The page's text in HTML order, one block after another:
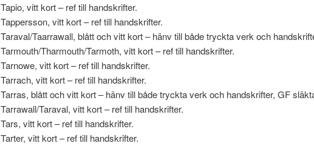
Tapio, vitt kort – ref till handskrifter.
Tappersson, vitt kort – ref till handskrifter.
Taraval/Taarrawall, blått och vitt kort – hänv till både tryckta verk och
Tarmouth/Tharmouth/Tarmoth, vitt kort – ref till handskrifter.
Tarnowe, vitt kort – ref till handskrifter.
Tarrach, vitt kort – ref till handskrifter.
Tarras, blått och vitt kort – hänv till både tryckta verk och handskrifter, GF
Tarrawall/Taraval, vitt kort – ref till handskrifter.
Tars, vitt kort – ref till handskrifter.
Tarter, vitt kort – ref till handskrifter.